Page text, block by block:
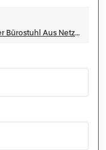
BIFMA Europe Drehbarer Ergonomischer Bürostuhl Aus Netzstoff Für Mitarbeiter